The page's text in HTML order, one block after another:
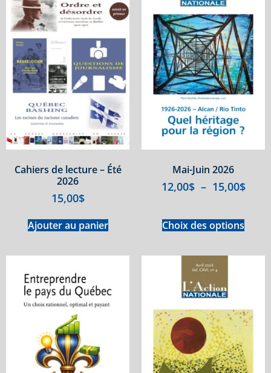
Cahiers de lecture – Été
2026
15,00$
Ajouter au panier
Mai-Juin 2026
12,00$ – 15,00$
Choix des options